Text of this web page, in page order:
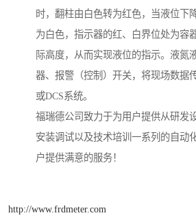
时，翻柱由白色转为红色，当液位下
为白色，指示器的红、白界位处为容
际高度，从而实现液位的指示。液氮
器、报警（控制）开关，将现场数据
或DCS系统。
福瑞德公司致力于为用户提供从研发
安装调试以及技术培训一系列的自动
户提供满意的服务！
http://www.frdmeter.com